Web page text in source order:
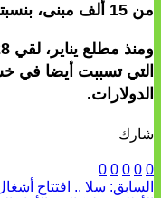
من 15 ألف مبنى، بنسبتي 70 و95 بالمائة على التوالي.
التي تسببت أيضا في
الدولارات.
شارك
0
0
0
0
0
السابق: سلا .. افتتاح